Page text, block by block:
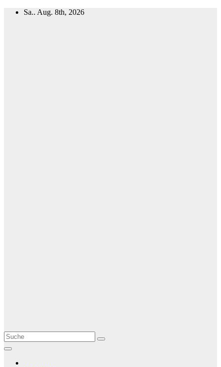
Zum
Sa.. Aug. 8th, 2026
Le Matin
AGENCE DE PRESSE